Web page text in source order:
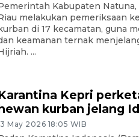
Kabupaten
melakukan pemeriksaan
di 17 kecamatan, guna
keamanan ternak
...
Kepri
kurban jelang
May 2026 18:05 WIB